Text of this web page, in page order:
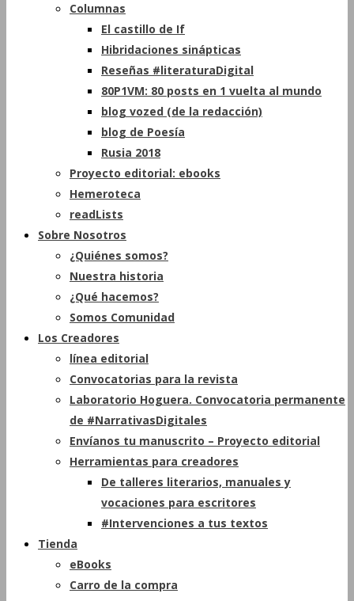
Columnas
El castillo de If
Hibridaciones sinápticas
Reseñas #literaturaDigital
80P1VM: 80 posts en 1 vuelta al mundo
blog vozed (de la redacción)
blog de Poesía
Rusia 2018
Proyecto editorial: ebooks
Hemeroteca
readLists
Sobre Nosotros
¿Quiénes somos?
Nuestra historia
¿Qué hacemos?
Somos Comunidad
Los Creadores
línea editorial
Convocatorias para la revista
Laboratorio Hoguera. Convocatoria permanente
de #NarrativasDigitales
Envíanos tu manuscrito – Proyecto editorial
Herramientas para creadores
De talleres literarios, manuales y
vocaciones para escritores
#Intervenciones a tus textos
Tienda
eBooks
Carro de la compra